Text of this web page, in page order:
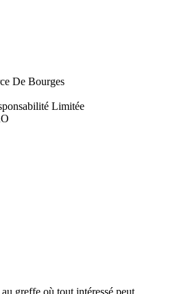
De Bourges
Limitée
greffe où tout intéressé peut